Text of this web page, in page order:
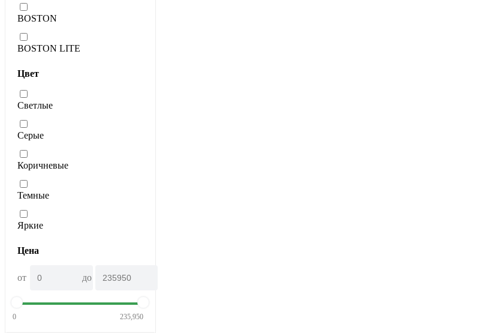
BOSTON
BOSTON LITE
Цвет
Светлые
Серые
Коричневые
Темные
Яркие
Цена
от до
0 235,950